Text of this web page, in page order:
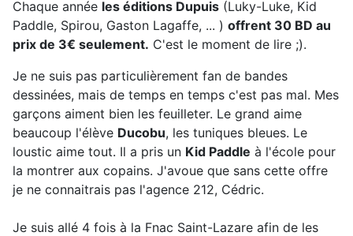
Chaque année les éditions Dupuis (Luky-Luke, Kid
Paddle, Spirou, Gaston Lagaffe, ... ) offrent 30 BD au
prix de 3€ seulement. C'est le moment de lire ;).
Je ne suis pas particulièrement fan de bandes
dessinées, mais de temps en temps c'est pas mal. Mes
garçons aiment bien les feuilleter. Le grand aime
beaucoup l'élève Ducobu, les tuniques bleues. Le
loustic aime tout. Il a pris un Kid Paddle à l'école pour
la montrer aux copains. J'avoue que sans cette offre
je ne connaitrais pas l'agence 212, Cédric.
Je suis allé 4 fois à la Fnac Saint-Lazare afin de les